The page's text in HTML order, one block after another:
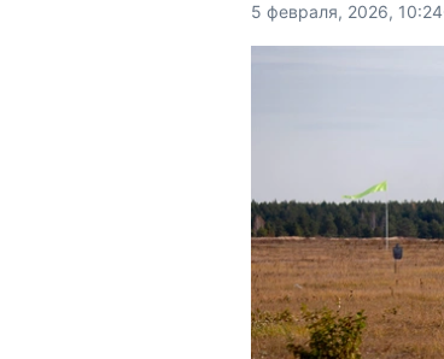
5 февраля, 2026, 10:24